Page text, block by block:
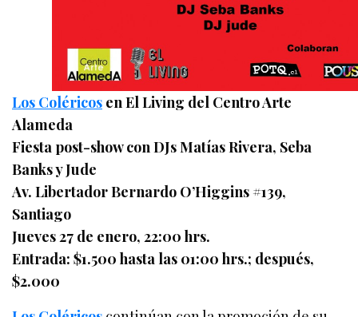
Los Coléricos en El Living del Centro Arte
Alameda
Fiesta post-show con DJs Matías Rivera, Seba
Banks y Jude
Av. Libertador Bernardo O’Higgins #139,
Santiago
Jueves 27 de enero, 22:00 hrs.
Entrada: $1.500 hasta las 01:00 hrs.; después,
$2.000